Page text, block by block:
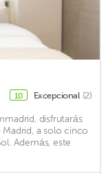
10 Excepcional (2)
disfrutarás
a solo cinco
Además, este